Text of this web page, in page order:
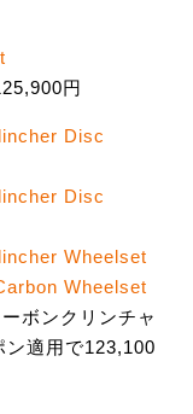
円
Disc
Disc
Wheelset
Wheelset
ボンクリンチャ
ン適用で123,100